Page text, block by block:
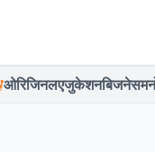
ओरिजिनलएजुकेशनबिजनेस